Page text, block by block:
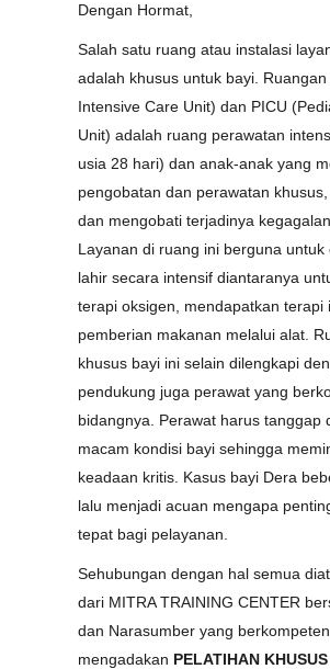
Dengan Hormat,
Salah satu ruang atau instalasi
adalah khusus untuk bayi.
Intensive Care Unit) dan PICU
Unit) adalah ruang perawatan
usia 28 hari) dan anak-anak yang
pengobatan dan perawatan
dan mengobati terjadinya
Layanan di ruang ini berguna untuk
lahir secara intensif diantaranya
terapi oksigen, mendapatkan terapi
pemberian makanan melalui alat.
khusus bayi ini selain dilengkapi
pendukung juga perawat yang
bidangnya. Perawat harus tanggap
macam kondisi bayi sehingga
keadaan kritis. Kasus bayi Dera
lalu menjadi acuan mengapa
tepat bagi pelayanan.
Sehubungan dengan hal semua
dari MITRA TRAINING CENTER
dan Narasumber yang
mengadakan PELATIHAN